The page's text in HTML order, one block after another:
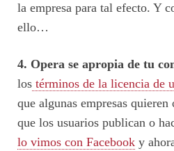
la empresa para tal efecto. Y
ello…
4. Opera se apropia de tu
los términos de la licencia de
que algunas empresas
que los usuarios publican o
lo vimos con Facebook y